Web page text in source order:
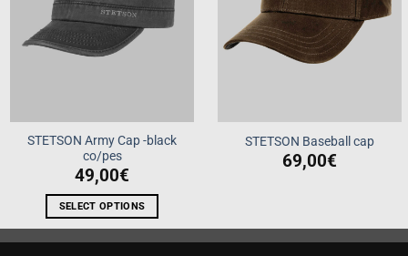
STETSON Army Cap -black
co/pes
49,00€
SELECT OPTIONS
This
product
STETSON Baseball cap
69,00€